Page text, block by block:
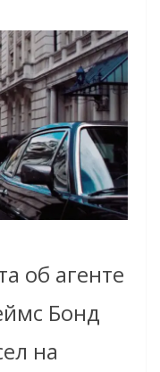
об агенте
Бонд
на